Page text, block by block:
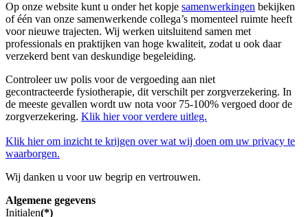
Op onze website kunt u onder het kopje samenwerkingen bekijken
of één van onze samenwerkende collega’s momenteel ruimte heeft
voor nieuwe trajecten. Wij werken uitsluitend samen met
professionals en praktijken van hoge kwaliteit, zodat u ook daar
verzekerd bent van deskundige begeleiding.
Controleer uw polis voor de vergoeding aan niet
gecontracteerde fysiotherapie, dit verschilt per zorgverzekering. In
de meeste gevallen wordt uw nota voor 75-100% vergoed door de
zorgverzekering. Klik hier voor verdere uitleg.
Klik hier om inzicht te krijgen over wat wij doen om uw privacy te
waarborgen.
Wij danken u voor uw begrip en vertrouwen.
Algemene gegevens
Initialen(*)